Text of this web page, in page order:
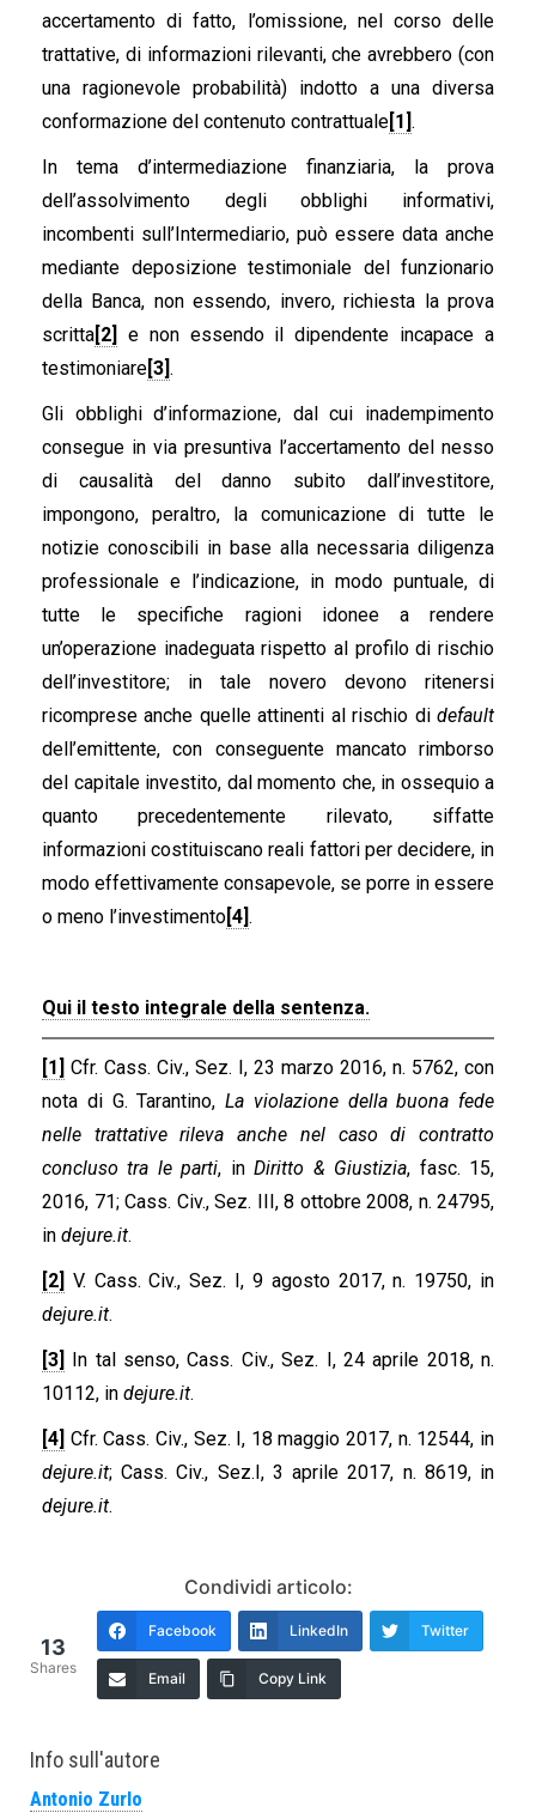
accertamento di fatto, l’omissione, nel corso delle
trattative, di informazioni rilevanti, che avrebbero (con
una ragionevole probabilità) indotto a una diversa
conformazione del contenuto contrattuale[1].
In tema d’intermediazione finanziaria, la prova
dell’assolvimento degli obblighi informativi,
incombenti sull’Intermediario, può essere data anche
mediante deposizione testimoniale del funzionario
della Banca, non essendo, invero, richiesta la prova
scritta[2]
e non essendo il dipendente incapace a
testimoniare[3].
Gli obblighi d’informazione, dal cui inadempimento
consegue in via presuntiva l’accertamento del nesso
di causalità del danno subito dall’investitore,
impongono, peraltro, la comunicazione di tutte le
notizie conoscibili in base alla necessaria diligenza
professionale e l’indicazione, in modo puntuale, di
tutte le specifiche ragioni idonee a rendere
un’operazione inadeguata rispetto al profilo di rischio
dell’investitore; in tale novero devono ritenersi
ricomprese anche quelle attinenti al rischio di default
dell’emittente, con conseguente mancato rimborso
del capitale investito, dal momento che, in ossequio a
quanto precedentemente rilevato, siffatte
informazioni costituiscano reali fattori per decidere, in
modo effettivamente consapevole, se porre in essere
o meno l’investimento[4].
Qui il testo integrale della sentenza.
[1] Cfr. Cass. Civ., Sez. I, 23 marzo 2016, n. 5762, con
nota di G. Tarantino, La violazione della buona fede
nelle trattative rileva anche nel caso di contratto
concluso tra le parti, inDiritto & Giustizia, fasc. 15,
2016, 71; Cass. Civ., Sez. III, 8 ottobre 2008, n. 24795,
in dejure.it.
[2] V. Cass. Civ., Sez. I, 9 agosto 2017, n. 19750, in
dejure.it.
[3] In tal senso, Cass. Civ., Sez. I, 24 aprile 2018, n.
10112, in dejure.it.
[4] Cfr. Cass. Civ., Sez. I, 18 maggio 2017, n. 12544, in
dejure.it; Cass. Civ., Sez.I, 3 aprile 2017, n. 8619, in
dejure.it.
Condividi articolo:
13
Shares
Facebook LinkedIn Twitter
Email Copy Link
Info sull'autore
Antonio Zurlo